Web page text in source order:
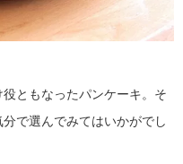
ともなったパンケーキ。そ
で選んでみてはいかがでし